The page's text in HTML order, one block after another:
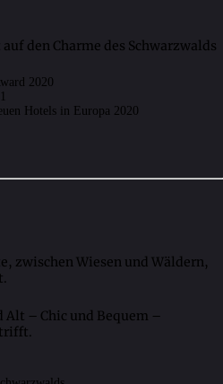
den Charme des Schwarzwalds
2020
Hotels in Europa 2020
zwischen Wiesen und Wäldern,
Alt – Chic und Bequem –
trifft.